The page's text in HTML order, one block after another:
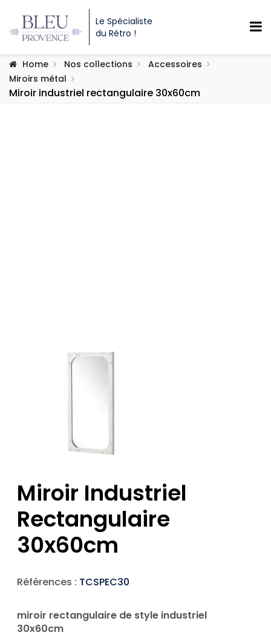
Le Spécialiste
du Rétro !
Home Nos collections
Accessoires
Miroirs métal
Miroir industriel rectangulaire 30x60cm
Miroir Industriel
Rectangulaire
30x60cm
Références : TCSPEC30
miroir rectangulaire de style industriel
30x60cm